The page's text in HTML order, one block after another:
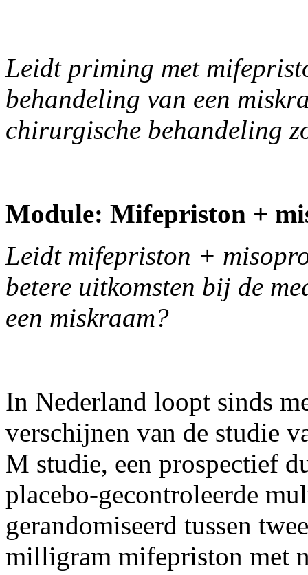
Leidt priming met
behandeling van een
chirurgische behandeling
Module: Mifepriston +
Leidt mifepriston +
betere uitkomsten bij de
een miskraam?
In Nederland loopt sinds
verschijnen van de studie
M studie, een prospectief
placebo-gecontroleerde
gerandomiseerd tussen
milligram mifepriston met